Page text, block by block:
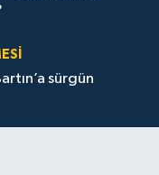
sürgün